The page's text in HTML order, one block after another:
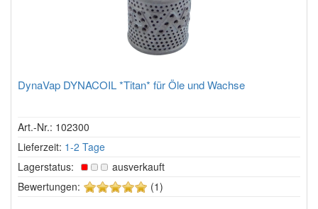
DynaVap DYNACOIL *Titan* für Öle und Wachse
Art.-Nr.: 102300
Lieferzeit: 1-2 Tage
Lagerstatus:
ausverkauft
Bewertungen:
5(1)